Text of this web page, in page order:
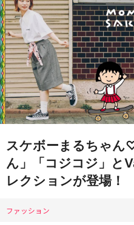
スケボーまるちゃん
ん」「コジコジ」と
レクションが登場！
ファッション